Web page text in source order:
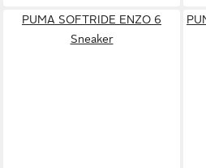
PUMA SOFTRIDE ENZO 6
Sneaker